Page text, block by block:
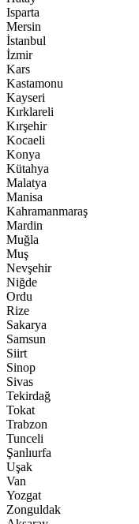
Isparta
Mersin
İstanbul
İzmir
Kars
Kastamonu
Kayseri
Kırklareli
Kırşehir
Kocaeli
Konya
Kütahya
Malatya
Manisa
Kahramanmaraş
Mardin
Muğla
Muş
Nevşehir
Niğde
Ordu
Rize
Sakarya
Samsun
Siirt
Sinop
Sivas
Tekirdağ
Tokat
Trabzon
Tunceli
Şanlıurfa
Uşak
Van
Yozgat
Zonguldak